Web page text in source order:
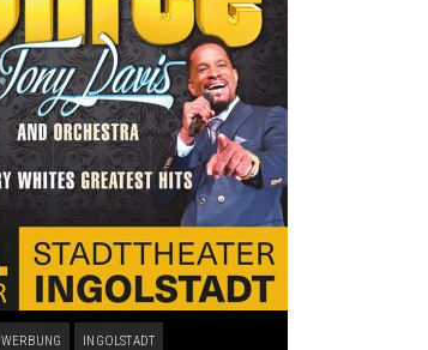
WERBUNG INGOLSTADT